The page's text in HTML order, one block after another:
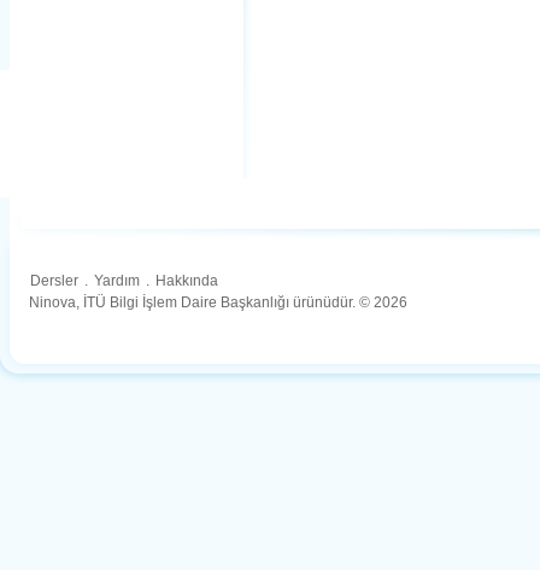
Dersler . Yardım . Hakkında
Ninova, İTÜ Bilgi İşlem Daire Başkanlığı ürünüdür. © 2026